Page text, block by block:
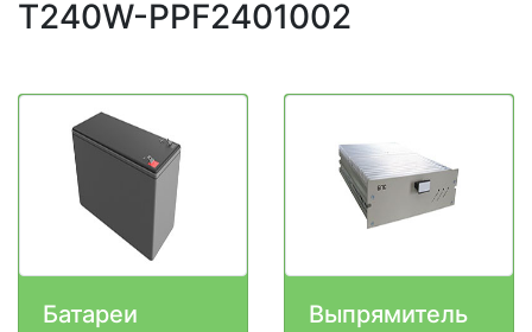
T240W-PPF2401002
Батареи Выпрямитель